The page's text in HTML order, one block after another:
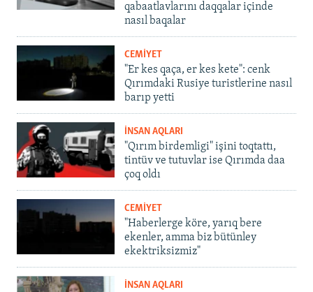
qabaatlavlarını daqqalar içinde
nasıl baqalar
CEMİYET
"Er kes qaça, er kes kete": cenk
Qırımdaki Rusiye turistlerine nasıl
barıp yetti
İNSAN AQLARI
"Qırım birdemligi" işini toqtattı,
tintüv ve tutuvlar ise Qırımda daa
çoq oldı
CEMİYET
"Haberlerge köre, yarıq bere
ekenler, amma biz bütünley
ekektriksizmiz"
İNSAN AQLARI